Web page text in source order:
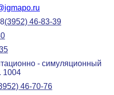
(3952) 46-83-39
- симуляционный
1004
46-70-76